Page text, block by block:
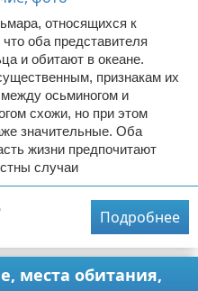
относящихся к
оба представителя
и обитают в океане.
признакам их
осьминогом и
схожи, но при этом
значительные. Оба
жизни предпочитают
случаи
Подробнее
места обитания,